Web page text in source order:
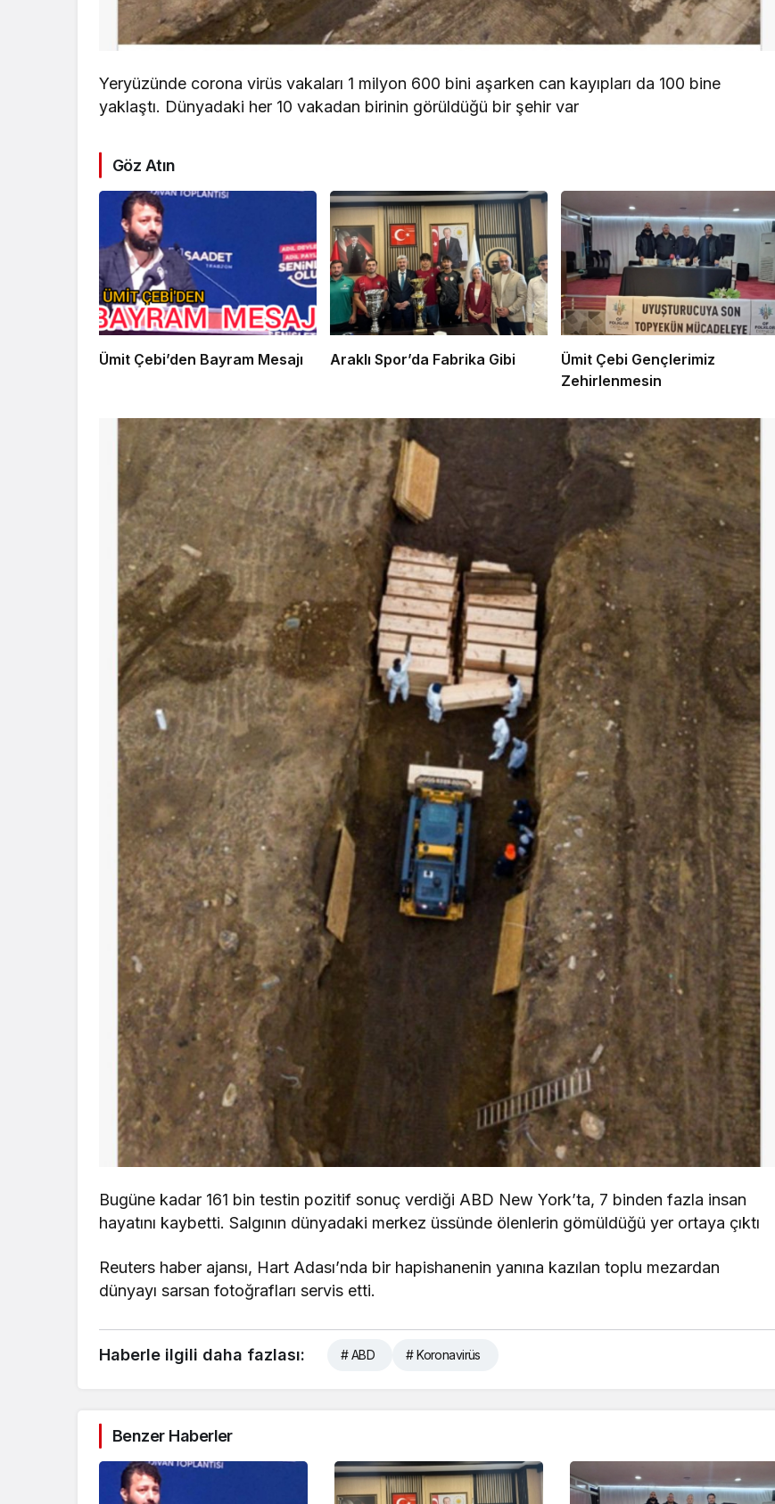
Yeryüzünde corona virüs vakaları 1 milyon 600 bini aşarken can kayıpları da 100 bine
yaklaştı. Dünyadaki her 10 vakadan birinin görüldüğü bir şehir var
Göz Atın
Ümit Çebi’den Bayram Mesajı Araklı Spor’da Fabrika Gibi
Ümit Çebi Gençlerimiz
Zehirlenmesin
Bugüne kadar 161 bin testin pozitif sonuç verdiği ABD New York’ta, 7 binden fazla insan
hayatını kaybetti. Salgının dünyadaki merkez üssünde ölenlerin gömüldüğü yer ortaya çıktı
Reuters haber ajansı, Hart Adası’nda bir hapishanenin yanına kazılan toplu mezardan
dünyayı sarsan fotoğrafları servis etti.
Haberle ilgili daha fazlası: # ABD # Koronavirüs
Benzer Haberler